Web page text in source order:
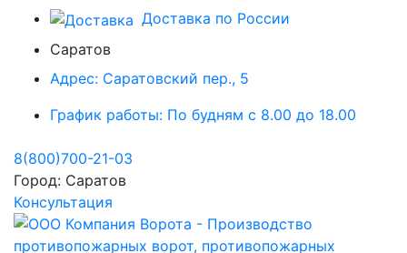
Доставка по России
Саратов
Адрес: Саратовский пер., 5
График работы: По будням с 8.00 до 18.00
8(800)700-21-03
Город: Саратов
Консультация